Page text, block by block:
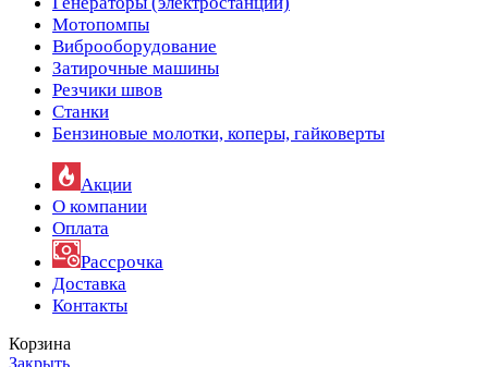
Мотопомпы
Виброоборудование
Затирочные машины
Резчики швов
Станки
Бензиновые молотки, коперы, гайковерты
Акции
О компании
Оплата
Рассрочка
Доставка
Контакты
Корзина
Закрыть